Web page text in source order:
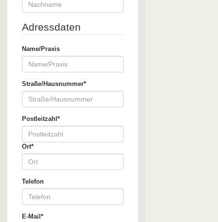
Adressdaten
Name/Praxis
Straße/Hausnummer*
Postleitzahl*
Ort*
Telefon
E-Mail*